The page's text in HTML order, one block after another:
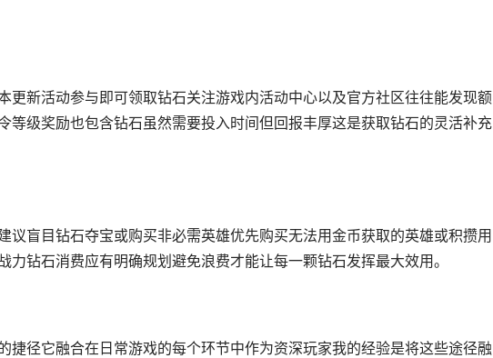
更新活动参与即可领取钻石关注游戏内活动中心以及官方社区往往能发现额
等级奖励也包含钻石虽然需要投入时间但回报丰厚这是获取钻石的灵活补充
议盲目钻石夺宝或购买非必需英雄优先购买无法用金币获取的英雄或积攒用
力钻石消费应有明确规划避免浪费才能让每一颗钻石发挥最大效用。
捷径它融合在日常游戏的每个环节中作为资深玩家我的经验是将这些途径融